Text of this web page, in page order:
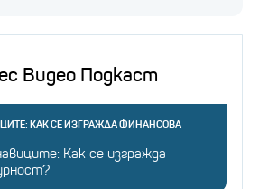
Видео Подкаст
КАК СЕ ИЗГРАЖДА ФИНАНСОВА
Как се изгражда